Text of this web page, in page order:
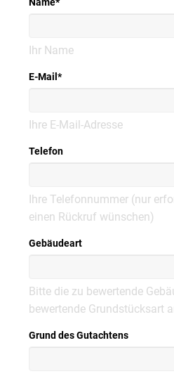
Name*
Ihr Name
E-Mail *
Ihre E-Mail-Adresse
Telefon
Ihre Telefonnummer (nur
einen Rückruf wünschen)
Gebäudeart
Bitte die zu bewertende
bewertende Grundstücksart
Grund des Gutachtens